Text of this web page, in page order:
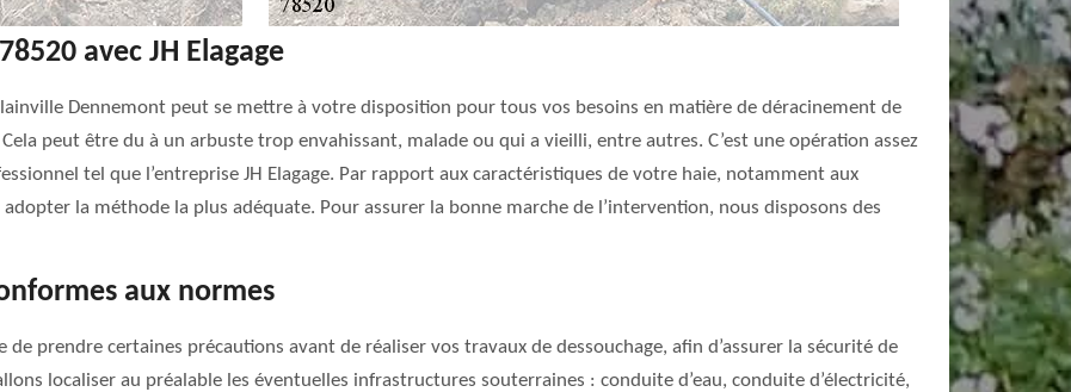
avec JH Elagage
Dennemont peut se mettre à votre disposition pour tous vos besoins en matière de déracinement de
peut être du à un arbuste trop envahissant, malade ou qui a vieilli, entre autres. C’est une opération assez
tel que l’entreprise JH Elagage. Par rapport aux caractéristiques de votre haie, notamment aux
la méthode la plus adéquate. Pour assurer la bonne marche de l’intervention, nous disposons des
aux normes
prendre certaines précautions avant de réaliser vos travaux de dessouchage, afin d’assurer la sécurité de
localiser au préalable les éventuelles infrastructures souterraines : conduite d’eau, conduite d’électricité,